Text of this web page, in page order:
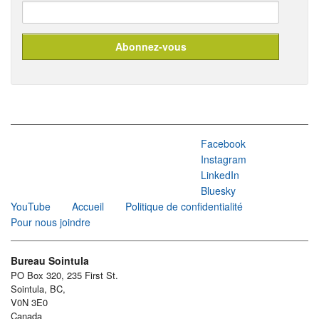
Facebook
Instagram
LinkedIn
Bluesky
YouTube
Accueil
Politique de confidentialité
Pour nous joindre
Bureau Sointula
PO Box 320, 235 First St.
Sointula, BC,
V0N 3E0
Canada